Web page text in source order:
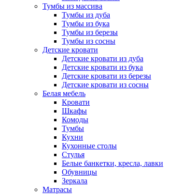
Тумбы из массива
Тумбы из дуба
Тумбы из бука
Тумбы из березы
Тумбы из сосны
Детские кровати
Детские кровати из дуба
Детские кровати из бука
Детские кровати из березы
Детские кровати из сосны
Белая мебель
Кровати
Шкафы
Комоды
Тумбы
Кухни
Кухонные столы
Стулья
Белые банкетки, кресла, лавки
Обувницы
Зеркала
Матрасы